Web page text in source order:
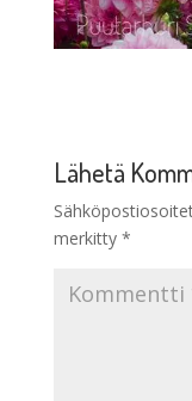
Lähetä
merkitty *